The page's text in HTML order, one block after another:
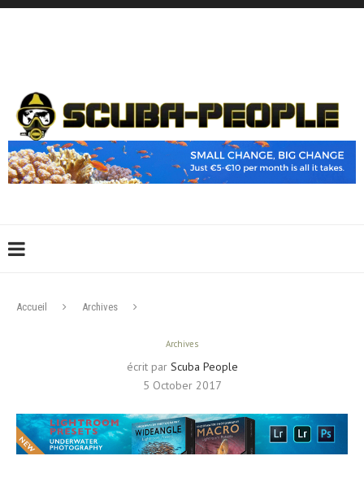
Accueil Archives
Archives
écrit par Scuba People
5 October 2017